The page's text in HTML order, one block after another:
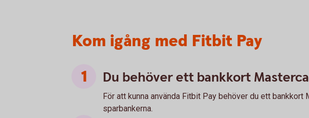
Kom igång med Fitbit Pay
Du behöver ett bankkort
För att kunna använda Fitbit Pay behöver du ett
sparbankerna.